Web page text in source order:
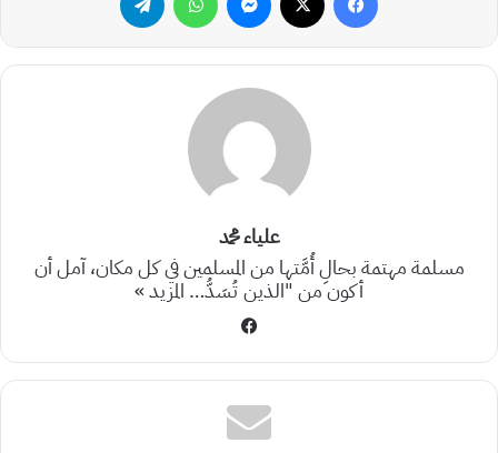
علياء محمد
مسلمة مهتمة بحالِ أُمَّتها من المسلمين في كل مكان، آمل أن
أكون من "الذين تُسَدُّ… المزيد »